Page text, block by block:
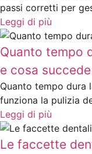
passi corretti per
Leggi di più
Quanto tempo
e cosa
Quanto tempo dura
funziona la pulizia
Leggi di più
Le faccette